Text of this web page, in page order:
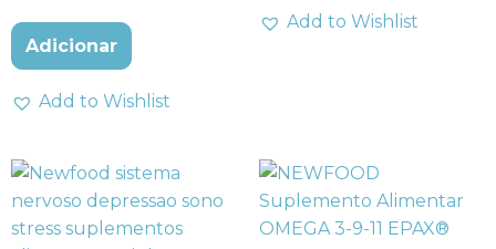
Adicionar
Add to Wishlist
Add to Wishlist